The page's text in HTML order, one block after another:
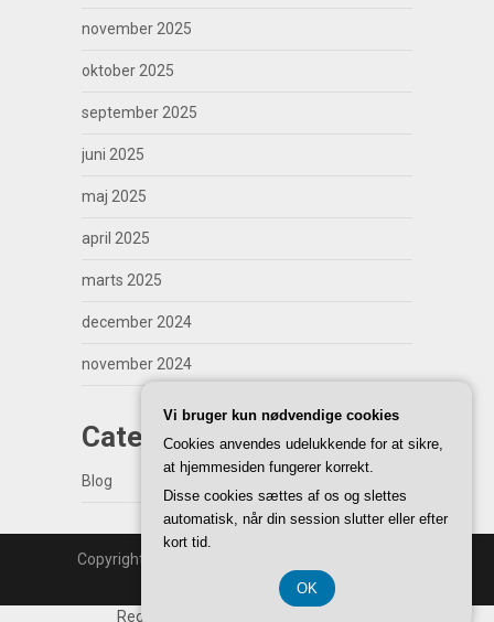
november 2025
oktober 2025
september 2025
juni 2025
maj 2025
april 2025
marts 2025
december 2024
november 2024
Categories
Blog
Copyright | WordPress Theme by
Back to Top ↑
Registreringsnummer DK-37 40 77 39
Vi bruger kun nødvendige cookies
Cookies anvendes udelukkende for at sikre,
at hjemmesiden fungerer korrekt.
Disse cookies sættes af os og slettes
automatisk, når din session slutter eller efter
kort tid.
OK